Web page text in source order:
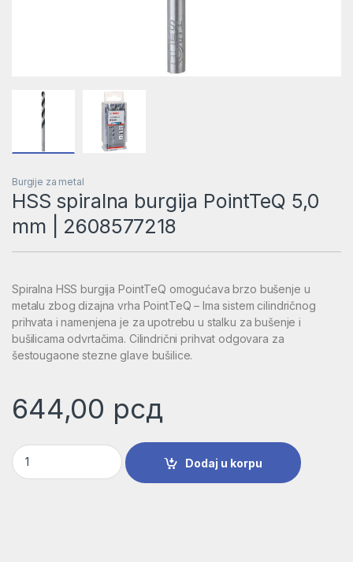
Burgije za metal
HSS spiralna burgija PointTeQ 5,0
mm | 2608577218
Spiralna HSS burgija PointTeQ omogućava brzo bušenje u
metalu zbog dizajna vrha PointTeQ – Ima sistem cilindričnog
prihvata i namenjena je za upotrebu u stalku za bušenje i
bušilicama odvrtačima. Cilindrični prihvat odgovara za
šestougaone stezne glave bušilice.
644,00 рсд
HSS spiralna burgija PointTeQ 5,0 mm | 2608577218 količina
Dodaj u korpu